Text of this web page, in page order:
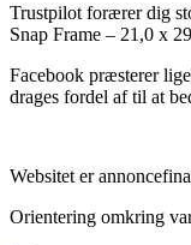
Trustpilot forærer dig
Snap Frame – 21,0 x
Facebook præsterer
drages fordel af til at
Websitet er
Orientering omkring